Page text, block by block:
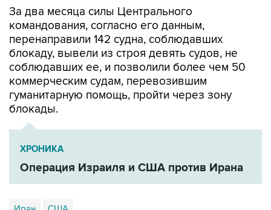
За два месяца силы Центрального
командования, согласно его данным,
перенаправили 142 судна, соблюдавших
блокаду, вывели из строя девять судов, не
соблюдавших ее, и позволили более чем 50
коммерческим судам, перевозившим
гуманитарную помощь, пройти через зону
блокады.
ХРОНИКА
Операция Израиля и США против Ирана